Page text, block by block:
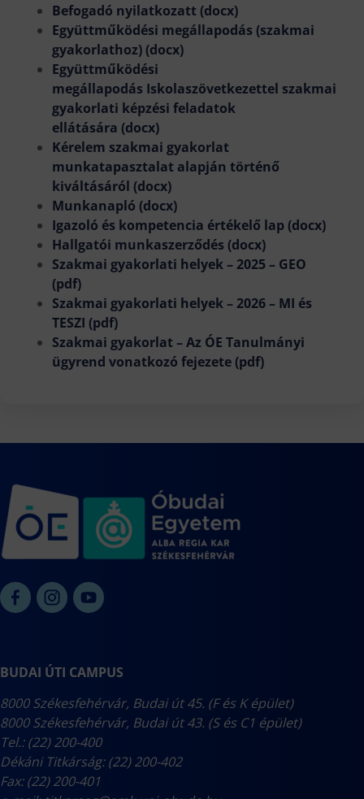
Befogadó nyilatkozatt (docx)
Együttműködési megállapodás (szakmai
gyakorlathoz) (docx)
Együttműködési
megállapodás Iskolaszövetkezettel szakmai
gyakorlati képzési feladatok
ellátására (docx)
Kérelem szakmai gyakorlat
munkatapasztalat alapján történő
kiváltásáról (docx)
Munkanapló (docx)
Igazoló és kompetencia értékelő lap (docx)
Hallgatói munkaszerződés (docx)
Szakmai gyakorlati helyek – 2025 – GEO
(pdf)
Szakmai gyakorlati helyek – 2026 – MI és
TESZI (pdf)
Szakmai gyakorlat – Az ÓE Tanulmányi
ügyrend vonatkozó fejezete (pdf)
BUDAI ÚTI CAMPUS
8000 Székesfehérvár, Budai út 45. (F és K épület)
8000 Székesfehérvár, Budai út 43. (S és C1 épület)
Tel.: (22) 200-400
Dékáni Titkárság: (22) 200-402
Fax: (22) 200-401